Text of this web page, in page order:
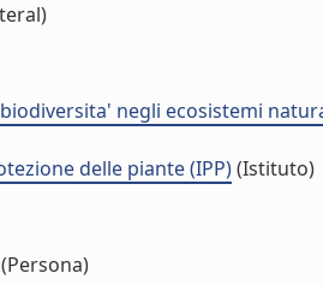
negli ecosistemi
delle piante (IPP)(Istituto)
(Persona)